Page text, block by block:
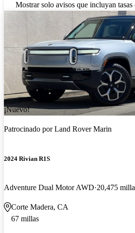
Mostrar solo avisos que incluyan
¡Nuevo!
Patrocinado porLand Rover Marin
2024 Rivian R1S
Adventure Dual Motor AWD 20,475
Corte Madera, CA
67 millas